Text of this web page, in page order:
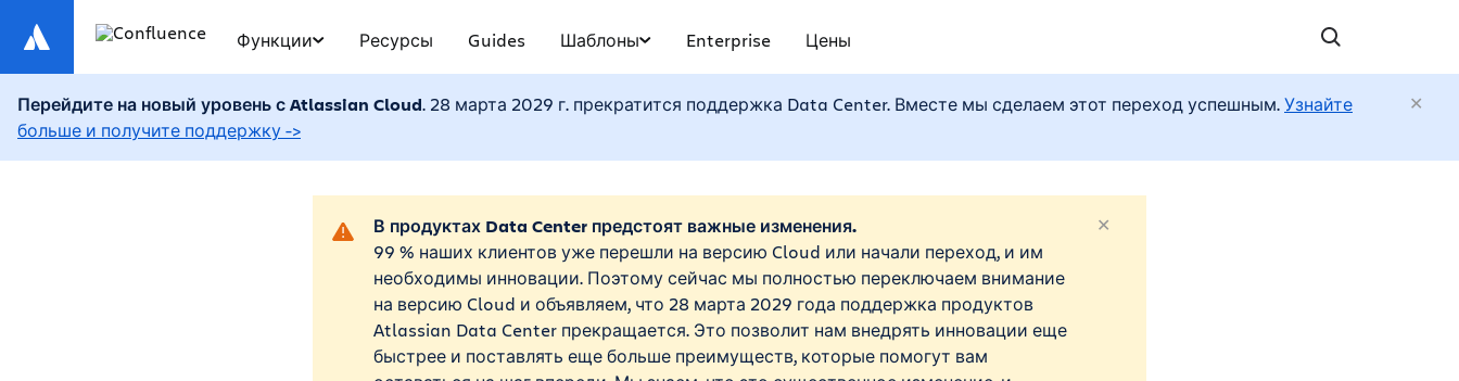
Функции Ресурсы Guides Шаблоны Enterprise Цены
Перейдите на новый уровень с Atlassian Cloud. 28 марта 2029 г. прекратится поддержка Data Center. Вместе мы сделаем этот переход успешным.Узнайте
больше и получите поддержку ->
В продуктах Data Center предстоят важные изменения.
99 % наших клиентов уже перешли на версию Cloud или начали переход, и им
необходимы инновации. Поэтому сейчас мы полностью переключаем внимание
на версию Cloud и объявляем, что 28 марта 2029 года поддержка продуктов
Atlassian Data Center прекращается. Это позволит нам внедрять инновации еще
быстрее и поставлять еще больше преимуществ, которые помогут вам